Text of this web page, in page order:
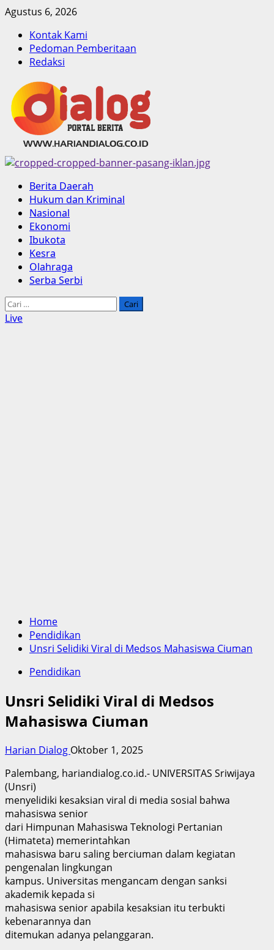
Skip
content
Agustus 6, 2026
Kontak Kami
Pedoman Pemberitaan
Redaksi
Primary
Menu
Berita Daerah
Hukum dan Kriminal
Nasional
Ekonomi
Ibukota
Kesra
Olahraga
Serba Serbi
Cari
untuk:
Live
Home
Pendidikan
Unsri Selidiki Viral di Medsos Mahasiswa Ciuman
Pendidikan
Unsri Selidiki Viral di Medsos
Mahasiswa Ciuman
Harian Dialog Oktober 1, 2025
Palembang, hariandialog.co.id.- UNIVERSITAS Sriwijaya
(Unsri)
menyelidiki kesaksian viral di media sosial bahwa
mahasiswa senior
dari Himpunan Mahasiswa Teknologi Pertanian
(Himateta) memerintahkan
mahasiswa baru saling berciuman dalam kegiatan
pengenalan lingkungan
kampus. Universitas mengancam dengan sanksi
akademik kepada si
mahasiswa senior apabila kesaksian itu terbukti
kebenarannya dan
ditemukan adanya pelanggaran.